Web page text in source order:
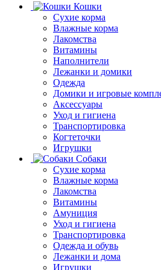
Кошки
Сухие корма
Влажные корма
Лакомства
Витамины
Наполнители
Лежанки и домики
Одежда
Домики и игровые
Аксессуары
Уход и гигиена
Транспортировка
Когтеточки
Игрушки
Собаки
Сухие корма
Влажные корма
Лакомства
Витамины
Амуниция
Уход и гигиена
Транспортировка
Одежда и обувь
Лежанки и дома
Игрушки